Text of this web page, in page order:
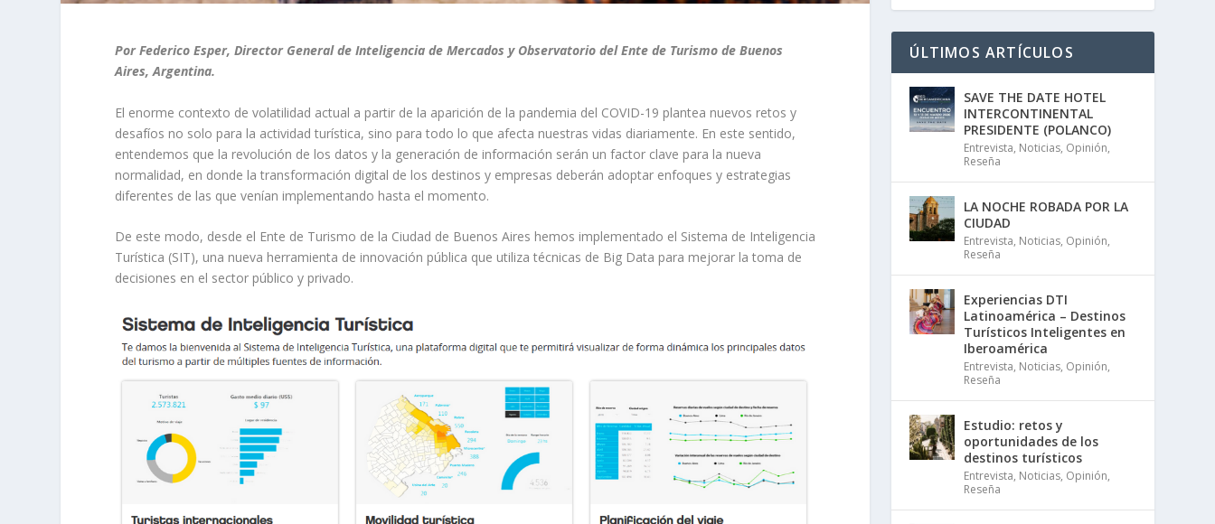
Por Federico Esper, Director General de Inteligencia de Mercados y Observatorio del Ente de Turismo de Buenos
Aires, Argentina.
El enorme contexto de volatilidad actual a partir de la aparición de la pandemia del COVID-19 plantea nuevos retos y
desafíos no solo para la actividad turística, sino para todo lo que afecta nuestras vidas diariamente. En este sentido,
entendemos que la revolución de los datos y la generación de información serán un factor clave para la nueva
normalidad, en donde la transformación digital de los destinos y empresas deberán adoptar enfoques y estrategias
diferentes de las que venían implementando hasta el momento.
De este modo, desde el Ente de Turismo de la Ciudad de Buenos Aires hemos implementado el Sistema de Inteligencia
Turística (SIT), una nueva herramienta de innovación pública que utiliza técnicas de Big Data para mejorar la toma de
decisiones en el sector público y privado.
ÚLTIMOS ARTÍCULOS
SAVE THE DATE HOTEL
INTERCONTINENTAL
PRESIDENTE (POLANCO)
Entrevista, Noticias, Opinión,
Reseña
LA NOCHE ROBADA POR LA
CIUDAD
Entrevista, Noticias, Opinión,
Reseña
Experiencias DTI
Latinoamérica – Destinos
Turísticos Inteligentes en
Iberoamérica
Entrevista, Noticias, Opinión,
Reseña
Estudio: retos y
oportunidades de los
destinos turísticos
Entrevista, Noticias, Opinión,
Reseña